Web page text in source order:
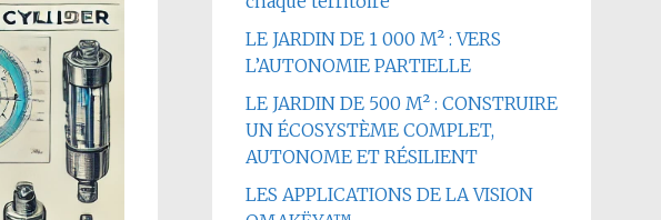
LE JARDIN DE 1 000 M² : VERS
L’AUTONOMIE PARTIELLE
LE JARDIN DE 500 M² : CONSTRUIRE
UN ÉCOSYSTÈME COMPLET,
AUTONOME ET RÉSILIENT
LES APPLICATIONS DE LA VISION